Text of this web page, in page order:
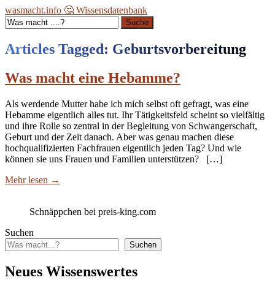
wasmacht.info 🤔 Wissensdatenbank
Suche
Articles Tagged: Geburtsvorbereitung
Was macht eine Hebamme?
Als werdende Mutter habe ich mich selbst oft gefragt, was eine
Hebamme eigentlich alles tut. Ihr Tätigkeitsfeld scheint so vielfältig
und ihre Rolle so zentral in der Begleitung von Schwangerschaft,
Geburt und der Zeit danach. Aber was genau machen diese
hochqualifizierten Fachfrauen eigentlich jeden Tag? Und wie
können sie uns Frauen und Familien unterstützen? […]
Mehr lesen →
Schnäppchen bei preis-king.com
Suchen
Suchen
Neues Wissenswertes